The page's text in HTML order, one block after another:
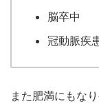
脳卒中
冠動脈疾
また肥満にもな